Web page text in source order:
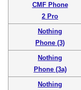
CMF Phone
2 Pro
Nothing
Phone (3)
Nothing
Phone (3a)
Nothing